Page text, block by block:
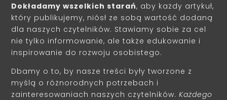
Dokładamy wszelkich starań, aby każdy artykuł,
który publikujemy, niósł ze sobą wartość dodaną
dla naszych czytelników. Stawiamy sobie za cel
nie tylko informowanie, ale także edukowanie i
inspirowanie do rozwoju osobistego.
Dbamy o to, by nasze treści były tworzone z
myślą o różnorodnych potrzebach i
zainteresowaniach naszych czytelników.Każdego